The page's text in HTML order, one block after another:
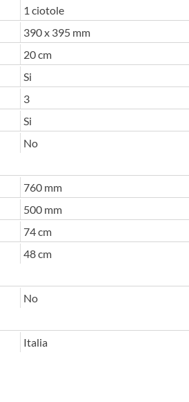
1 ciotole
390 x 395 mm
20 cm
Si
3
Si
No
760 mm
500 mm
74 cm
48 cm
No
Italia